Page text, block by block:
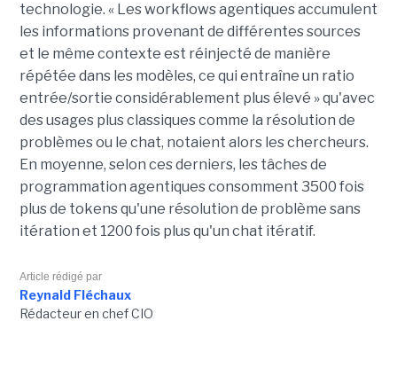
technologie. « Les workflows agentiques accumulent
les informations provenant de différentes sources
et le même contexte est réinjecté de manière
répétée dans les modèles, ce qui entraîne un ratio
entrée/sortie considérablement plus élevé » qu'avec
des usages plus classiques comme la résolution de
problèmes ou le chat, notaient alors les chercheurs.
En moyenne, selon ces derniers, les tâches de
programmation agentiques consomment 3500 fois
plus de tokens qu'une résolution de problème sans
itération et 1200 fois plus qu'un chat itératif.
Article rédigé par
Reynald Fléchaux
Rédacteur en chef CIO